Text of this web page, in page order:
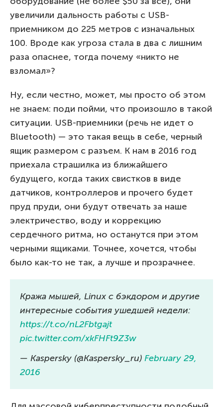
увеличили дальность работы с USB-
приемником до 225 метров с изначальных
100. Вроде как угроза стала в два с лишним
раза опаснее, тогда почему «никто не
взломал»?
Ну, если честно, может, мы просто об этом
не знаем: поди пойми, что произошло в такой
ситуации. USB-приемники (речь не идет о
Bluetooth) — это такая вещь в себе, черный
ящик размером с разъем. К нам в 2016 год
приехала страшилка из ближайшего
будущего, когда таких свистков в виде
датчиков, контроллеров и прочего будет
пруд пруди, они будут отвечать за наше
электричество, воду и коррекцию
сердечного ритма, но останутся при этом
черными ящиками. Точнее, хочется, чтобы
было как-то не так, а лучше и прозрачнее.
Кража мышей, Linux с бэкдором и другие
интересные события ушедшей недели:
https://t.co/nL2Fbtgajt
pic.twitter.com/xkFHFt9Z3w
— Kaspersky (@Kaspersky_ru) February 29,
2016